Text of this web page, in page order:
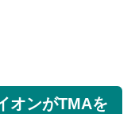
オンがTMAを